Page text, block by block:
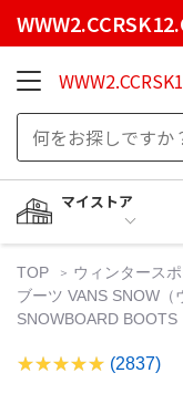
マイストア
TOP ウィンタース
ブーツ VANS SNOW
SNOWBOARD BOOTS
(2837)